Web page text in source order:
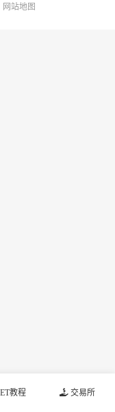
教程 交易所
网站地图